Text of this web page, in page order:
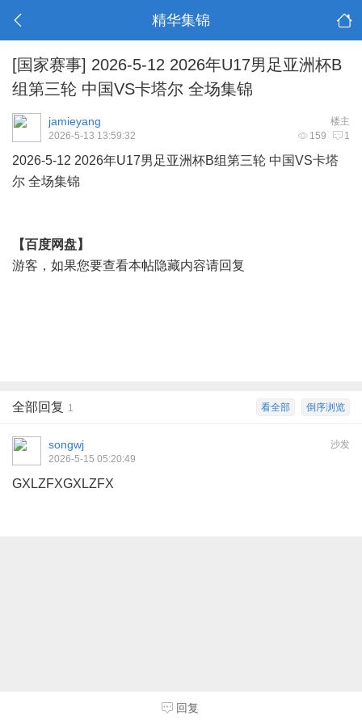
精华集锦
[国家赛事] 2026-5-12 2026年U17男足亚洲杯B
组第三轮 中国VS卡塔尔 全场集锦
楼主
jamieyang
159 1
2026-5-13 13:59:32
2026-5-12 2026年U17男足亚洲杯B组第三轮 中国VS卡塔
尔 全场集锦
【百度网盘】
游客，如果您要查看本帖隐藏内容请回复
倒序浏览
看全部
全部回复 1
沙发
songwj
2026-5-15 05:20:49
GXLZFXGXLZFX
回复